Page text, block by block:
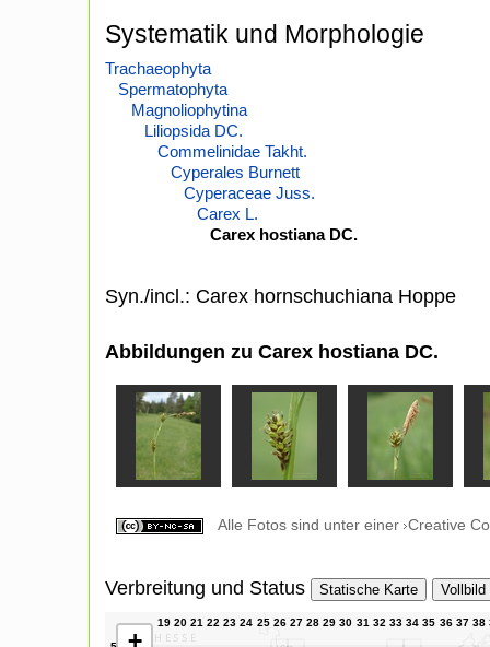
Systematik und Morphologie
Trachaeophyta
Spermatophyta
Magnoliophytina
Liliopsida DC.
Commelinidae Takht.
Cyperales Burnett
Cyperaceae Juss.
Carex L.
Carex hostiana DC.
Syn./incl.: Carex hornschuchiana Hoppe
Abbildungen zu Carex hostiana DC.
Alle Fotos sind unter einer Creative
Verbreitung und Status Statische Karte Vollbild
+